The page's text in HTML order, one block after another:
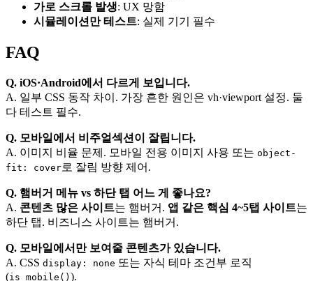
가로 스크롤 발생: UX 망함
시뮬레이션만 테스트: 실제 기기 필수
FAQ
Q. iOS·Android에서 다르게 보입니다.
A. 일부 CSS 동작 차이. 가장 흔한 원인은 vh·viewport 설정. 둘
다 테스트 필수.
Q. 모바일에서 비주얼섹션이 잘립니다.
A. 이미지 비율 문제. 모바일 전용 이미지 사용 또는 object-
fit: cover로 잘림 방향 제어.
Q. 햄버거 메뉴 vs 하단 탭 어느 게 좋나요?
A. 콘텐츠 많은 사이트는 햄버거. 앱 같은 핵심 4~5탭 사이트는
하단 탭. 비즈니스 사이트는 햄버거.
Q. 모바일에서만 보여줄 콘텐츠가 있습니다.
A. CSS display: none 또는 자식 테마 조건부 로직
(is_mobile() ).